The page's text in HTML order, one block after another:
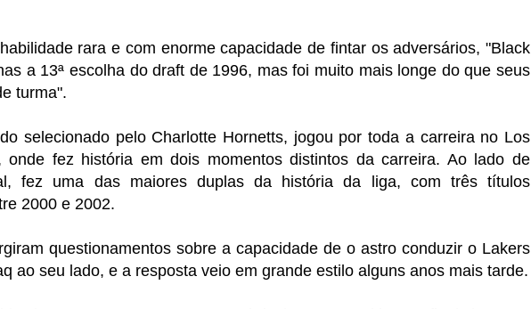
rara e com enorme capacidade de fintar os adversários, "Black
a 13ª escolha do draft de 1996, mas foi muito mais longe do que seus
turma".
selecionado pelo Charlotte Hornetts, jogou por toda a carreira no Los
onde fez história em dois momentos distintos da carreira. Ao lado de
fez uma das maiores duplas da história da liga, com três títulos
2000 e 2002.
questionamentos sobre a capacidade de o astro conduzir o Lakers
ao seu lado, e a resposta veio em grande estilo alguns anos mais tarde.